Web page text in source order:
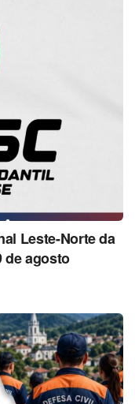
Leste-Norte da
de agosto